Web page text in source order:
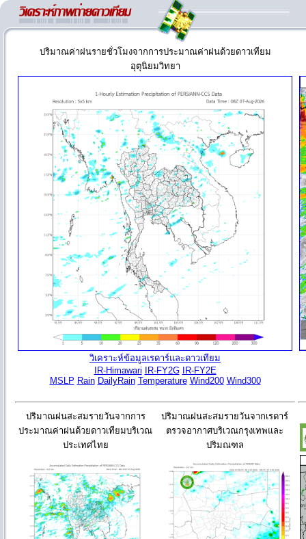
ปริมาณค่าฝนรายชั่วโมงจากการประมาณค่าฝนด้วยดาวเทียม
อุตุนิยมวิทยา
วิเคราะห์ข้อมูลเรดาร์และดาวเทียม
IR-Himawari
IR-FY2G
IR-FY2E
MSLP Rain DailyRain Temperature Wind200 Wind300
ปริมาณฝนสะสมรายวันจากการ
ประมาณค่าฝนด้วยดาวเทียมบริเวณ
ประเทศไทย
ปริมาณฝนสะสมรายวันจากเรดาร์
ตรวจอากาศบริเวณกรุงเทพและ
ปริมณฑล